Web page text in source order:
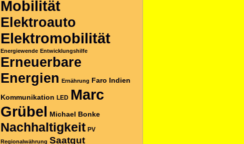
Mobilität
Elektroauto
Elektromobilität
Energiewende Entwicklungshilfe
Erneuerbare
Energien Ernährung Faro Indien
Kommunikation LED Marc
Grübel Michael Bonke
Nachhaltigkeit PV
Regionalwährung Saatgut